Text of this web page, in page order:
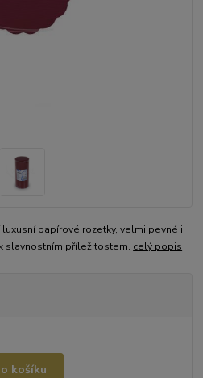
papírové rozetky, velmi pevné i
slavnostním příležitostem. celý popis
košíku